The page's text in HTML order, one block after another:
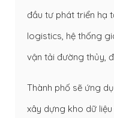
đầu tư phát triển hạ
logistics, hệ thống
vận tải đường thủy,
Thành phố sẽ ứng
xây dựng kho dữ